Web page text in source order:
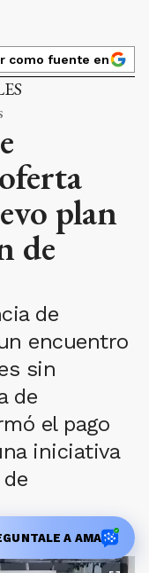
como fuente en
plan
de
de
encuentro
sin
de
el pago
iniciativa
A AMA